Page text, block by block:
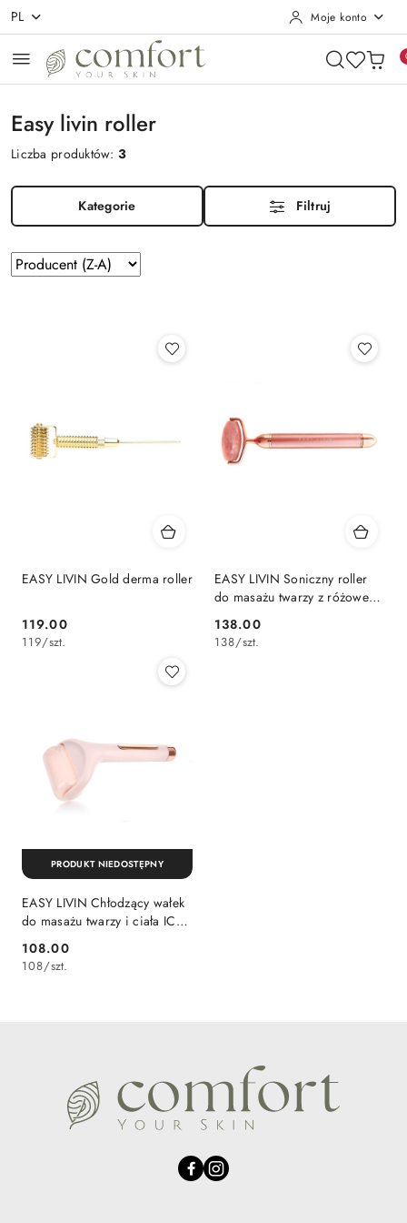
Przejdź do treści głównej
Przejdź do wyszukiwarki
Przejdź do moje konto
Przejdź do menu głównego
Przejdź do stopki
PL Moje konto
Easy livin roller
Liczba produktów:3
Kategorie Filtruj
Zastosowano
sortowanie:
Sortuj
według
EASY LIVIN Gold derma roller
Cena:
119.00
119/szt.
EASY LIVIN Soniczny roller
do masażu twarzy z różowego
kwarcu
Cena:
138.00
138/szt.
EASY LIVIN Chłodzący wałek
do masażu twarzy i ciała ICE
Cena:
108.00
108/szt.
PRODUKT NIEDOSTĘPNY